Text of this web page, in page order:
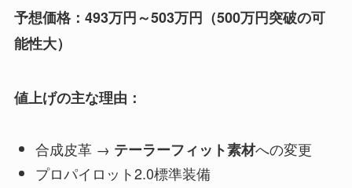
予想価格：493万円～503万円（500万円突破の可
能性大）
値上げの主な理由：
合成皮革 → テーラーフィット素材への変更
プロパイロット2.0標準装備